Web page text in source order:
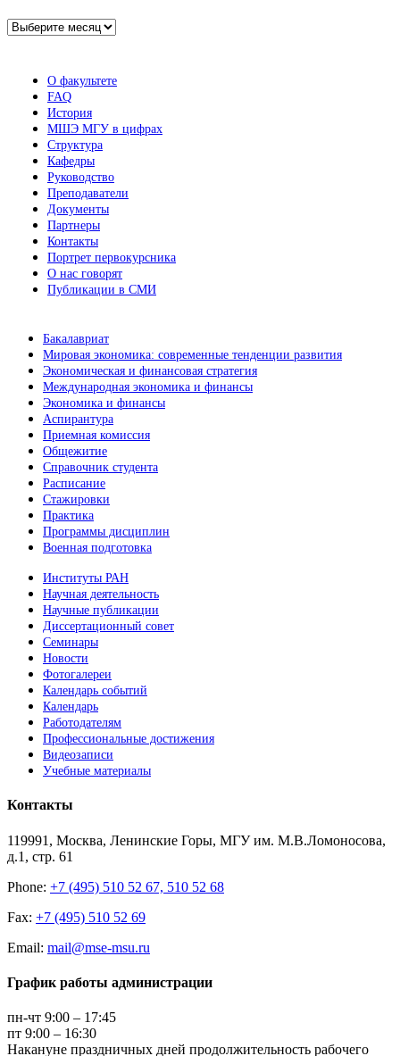
Архив
О факультете
FAQ
История
МШЭ МГУ в цифрах
Структура
Кафедры
Руководство
Преподаватели
Документы
Партнеры
Контакты
Портрет первокурсника
О нас говорят
Публикации в СМИ
Бакалавриат
Мировая экономика: современные тенденции развития
Экономическая и финансовая стратегия
Международная экономика и финансы
Экономика и финансы
Аспирантура
Приемная комиссия
Общежитие
Справочник студента
Расписание
Стажировки
Практика
Программы дисциплин
Военная подготовка
Институты РАН
Научная деятельность
Научные публикации
Диссертационный совет
Семинары
Новости
Фотогалереи
Календарь событий
Календарь
Работодателям
Профессиональные достижения
Видеозаписи
Учебные материалы
Контакты
119991, Москва, Ленинские Горы, МГУ им. М.В.Ломоносова,
д.1, стр. 61
Phone: +7 (495) 510 52 67, 510 52 68
Fax: +7 (495) 510 52 69
Email: mail@mse-msu.ru
График работы администрации
пн-чт 9:00 – 17:45
пт 9:00 – 16:30
Накануне праздничных дней продолжительность рабочего